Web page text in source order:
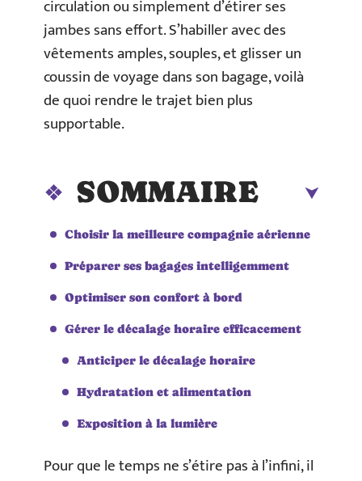
circulation ou simplement d’étirer ses
jambes sans effort. S’habiller avec des
vêtements amples, souples, et glisser un
coussin de voyage dans son bagage, voilà
de quoi rendre le trajet bien plus
supportable.
SOMMAIRE
Choisir la meilleure compagnie aérienne
Préparer ses bagages intelligemment
Optimiser son confort à bord
Gérer le décalage horaire efficacement
Anticiper le décalage horaire
Hydratation et alimentation
Exposition à la lumière
Pour que le temps ne s’étire pas à l’infini, il